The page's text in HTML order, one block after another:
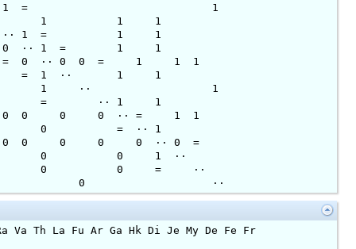
= 1 0 ·· 1 = 1
= = = ·· 1 1 1
= 0 ·· 1 = 1 1
0 ·· 1 = 1 1
·· 0 0 = 1 1 1
= 0 = 1 ·· 1 1
0 = 0 = 1 ·· 1
= 0 = = ·· 1 1
0 0 ·· = 1 1
0 0 0 = ·· 1
0 0 0 ·· 0 =
0 0 0 0 1 ··
0 0 0 0 = ··
0 0 0 0 0 0 ··
La Fu Ar Ga Hk Di Je My De Fe Fr